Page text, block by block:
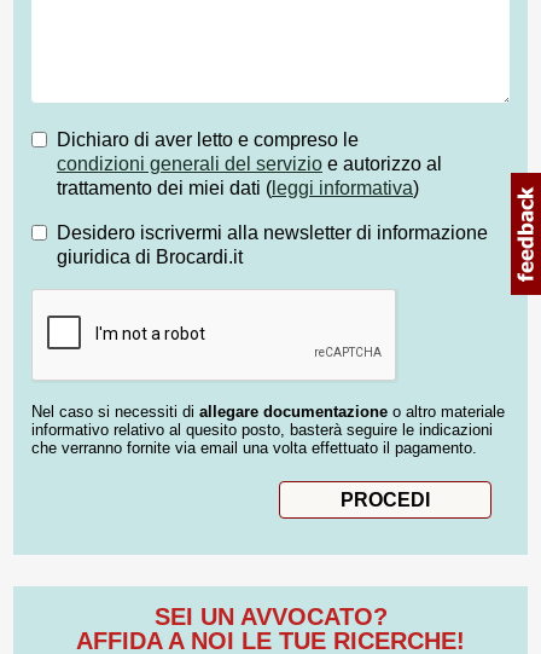
Dichiaro di aver letto e compreso le
condizioni generali del servizio e autorizzo al
trattamento dei miei dati ( leggi informativa)
Desidero iscrivermi alla newsletter di informazione
giuridica di Brocardi.it
Nel caso si necessiti di allegare documentazione o altro materiale
informativo relativo al quesito posto, basterà seguire le indicazioni
che verranno fornite via email una volta effettuato il pagamento.
SEI UN AVVOCATO?
AFFIDA A NOI LE TUE RICERCHE!